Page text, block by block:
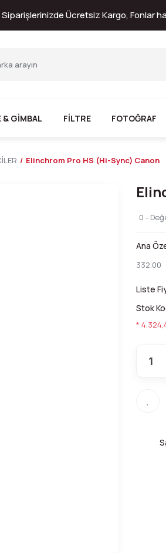
Ücretsiz Kargo, Fonlar
& GİMBAL FİLTRE FOTOĞRAF
Elinchrom Pro HS (Hi-Sync) Canon
0 -
Ana
332.00
Liste
Stok
*